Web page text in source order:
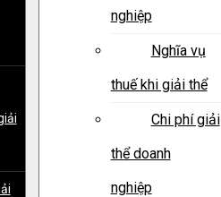
nghiệp
Nghĩa vụ
thuế khi giải thể
Chi phí giải
thể doanh
nghiệp